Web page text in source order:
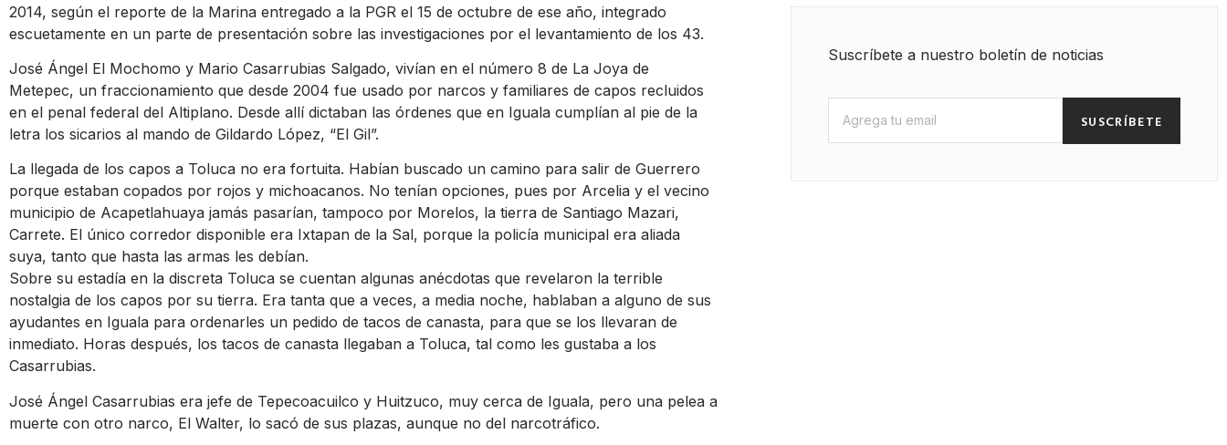
2014, según el reporte de la Marina entregado a la PGR el 15 de octubre de ese año, integrado
escuetamente en un parte de presentación sobre las investigaciones por el levantamiento de los 43.
José Ángel El Mochomo y Mario Casarrubias Salgado, vivían en el número 8 de La Joya de
Metepec, un fraccionamiento que desde 2004 fue usado por narcos y familiares de capos recluidos
en el penal federal del Altiplano. Desde allí dictaban las órdenes que en Iguala cumplían al pie de la
letra los sicarios al mando de Gildardo López, “El Gil”.
La llegada de los capos a Toluca no era fortuita. Habían buscado un camino para salir de Guerrero
porque estaban copados por rojos y michoacanos. No tenían opciones, pues por Arcelia y el vecino
municipio de Acapetlahuaya jamás pasarían, tampoco por Morelos, la tierra de Santiago Mazari,
Carrete. El único corredor disponible era Ixtapan de la Sal, porque la policía municipal era aliada
suya, tanto que hasta las armas les debían.
Sobre su estadía en la discreta Toluca se cuentan algunas anécdotas que revelaron la terrible
nostalgia de los capos por su tierra. Era tanta que a veces, a media noche, hablaban a alguno de sus
ayudantes en Iguala para ordenarles un pedido de tacos de canasta, para que se los llevaran de
inmediato. Horas después, los tacos de canasta llegaban a Toluca, tal como les gustaba a los
Casarrubias.
José Ángel Casarrubias era jefe de Tepecoacuilco y Huitzuco, muy cerca de Iguala, pero una pelea a
muerte con otro narco, El Walter, lo sacó de sus plazas, aunque no del narcotráfico.
Suscríbete a nuestro boletín de noticias
SUSCRÍBETE